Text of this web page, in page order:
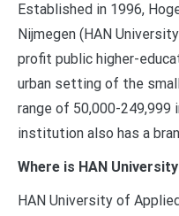
Established in 1996,
Nijmegen (HAN
profit public higher-
urban setting of the
range of 50,000-249,999
institution also has a
Where is HAN
HAN University of